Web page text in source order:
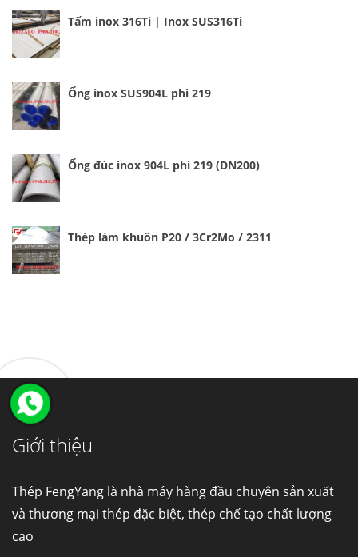
Tấm inox 316Ti | Inox SUS316Ti
Ống inox SUS904L phi 219
Ống đúc inox 904L phi 219 (DN200)
Thép làm khuôn P20 / 3Cr2Mo / 2311
Giới thiệu
Thép FengYang là nhà máy hàng đầu chuyên sản xuất
và thương mại thép đặc biệt, thép chế tạo chất lượng
cao
Ống đúc kéo nguội là gì? Ống...